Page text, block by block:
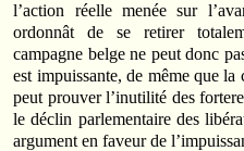
l’action réelle menée sur
ordonnât de se retirer
campagne belge ne peut donc
est impuissante, de même que
peut prouver l’inutilité des
le déclin parlementaire des
argument en faveur de